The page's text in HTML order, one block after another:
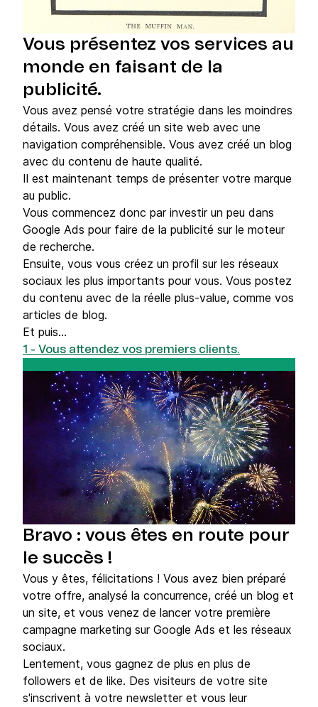
Vous présentez vos services au
monde en faisant de la
publicité.
Vous avez pensé votre stratégie dans les moindres
détails. Vous avez créé un site web avec une
navigation compréhensible. Vous avez créé un blog
avec du contenu de haute qualité.
Il est maintenant temps de présenter votre marque
au public.
Vous commencez donc par investir un peu dans
Google Ads pour faire de la publicité sur le moteur
de recherche.
Ensuite, vous vous créez un profil sur les réseaux
sociaux les plus importants pour vous. Vous postez
du contenu avec de la réelle plus-value, comme vos
articles de blog.
Et puis...
1 - Vous attendez vos premiers clients.
Bravo : vous êtes en route pour
le succès !
Vous y êtes, félicitations ! Vous avez bien préparé
votre offre, analysé la concurrence, créé un blog et
un site, et vous venez de lancer votre première
campagne marketing sur Google Ads et les réseaux
sociaux.
Lentement, vous gagnez de plus en plus de
followers et de like. Des visiteurs de votre site
s'inscrivent à votre newsletter et vous leur